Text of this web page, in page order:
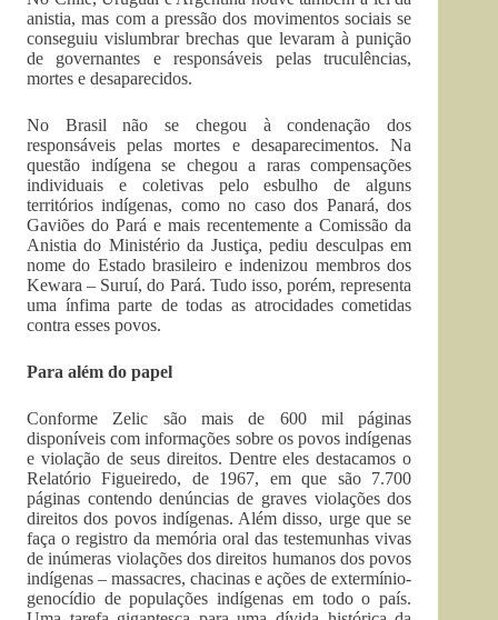
anistia, mas com a pressão dos movimentos sociais se
conseguiu vislumbrar brechas que levaram à punição
de governantes e responsáveis pelas truculências,
mortes e desaparecidos.
No Brasil não se chegou à condenação dos
responsáveis pelas mortes e desaparecimentos. Na
questão indígena se chegou a raras compensações
individuais e coletivas pelo esbulho de alguns
territórios indígenas, como no caso dos Panará, dos
Gaviões do Pará e mais recentemente a Comissão da
Anistia do Ministério da Justiça, pediu desculpas em
nome do Estado brasileiro e indenizou membros dos
Kewara – Suruí, do Pará. Tudo isso, porém, representa
uma ínfima parte de todas as atrocidades cometidas
contra esses povos.
Para além do papel
Conforme Zelic são mais de 600 mil páginas
disponíveis com informações sobre os povos indígenas
e violação de seus direitos. Dentre eles destacamos o
Relatório Figueiredo, de 1967, em que são 7.700
páginas contendo denúncias de graves violações dos
direitos dos povos indígenas. Além disso, urge que se
faça o registro da memória oral das testemunhas vivas
de inúmeras violações dos direitos humanos dos povos
indígenas – massacres, chacinas e ações de extermínio-
genocídio de populações indígenas em todo o país.